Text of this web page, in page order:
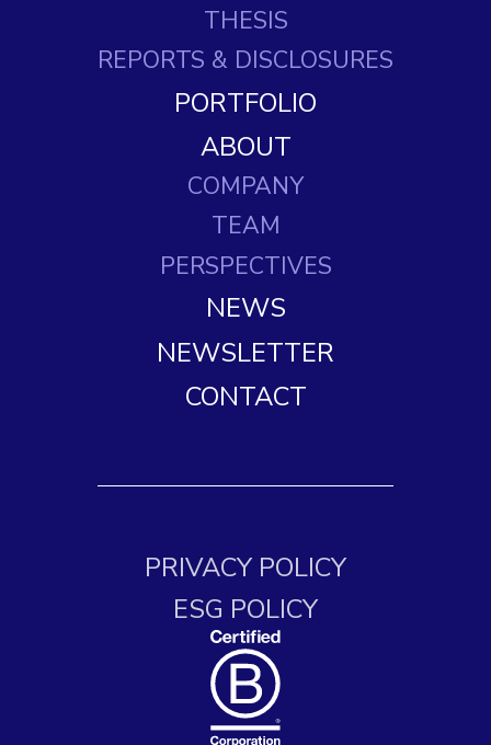
THESIS
REPORTS & DISCLOSURES
PORTFOLIO
ABOUT
COMPANY
TEAM
PERSPECTIVES
NEWS
NEWSLETTER
CONTACT
PRIVACY POLICY
ESG POLICY